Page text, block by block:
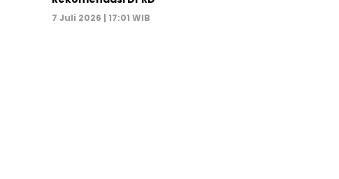
7 Juli 2026 | 17:01 WIB